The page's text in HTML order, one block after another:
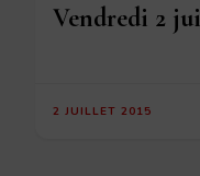
Vendredi 2
2 JUILLET 2015